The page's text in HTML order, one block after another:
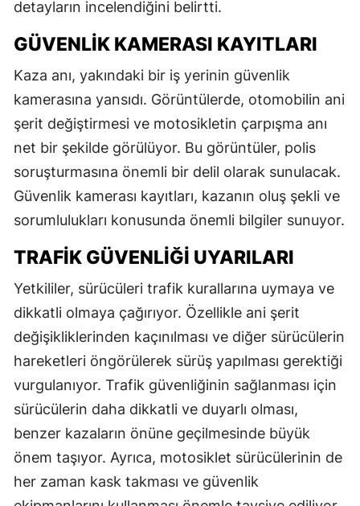
detayların incelendiğini belirtti.
GÜVENLIK KAMERASI KAYITLARI
Kaza anı, yakındaki bir iş yerinin güvenlik
kamerasına yansıdı. Görüntülerde, otomobilin ani
şerit değiştirmesi ve motosikletin çarpışma anı
net bir şekilde görülüyor. Bu görüntüler, polis
soruşturmasına önemli bir delil olarak sunulacak.
Güvenlik kamerası kayıtları, kazanın oluş şekli ve
sorumlulukları konusunda önemli bilgiler sunuyor.
TRAFIK GÜVENLIĞI UYARILARI
Yetkililer, sürücüleri trafik kurallarına uymaya ve
dikkatli olmaya çağırıyor. Özellikle ani şerit
değişikliklerinden kaçınılması ve diğer sürücülerin
hareketleri öngörülerek sürüş yapılması gerektiği
vurgulanıyor. Trafik güvenliğinin sağlanması için
sürücülerin daha dikkatli ve duyarlı olması,
benzer kazaların önüne geçilmesinde büyük
önem taşıyor. Ayrıca, motosiklet sürücülerinin de
her zaman kask takması ve güvenlik